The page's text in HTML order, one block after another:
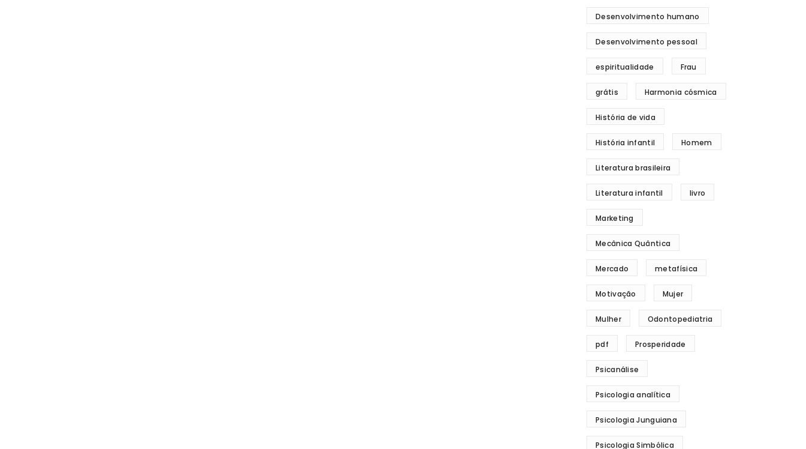
Desenvolvimento humano
Desenvolvimento pessoal
espiritualidade Frau
grátis Harmonia cósmica
História de vida
História infantil Homem
Literatura brasileira
Literatura infantil livro
Marketing
Mecânica Quântica
Mercado metafísica
Motivação Mujer
Mulher Odontopediatria
pdf Prosperidade
Psicanálise
Psicologia analítica
Psicologia Junguiana
Psicologia Simbólica